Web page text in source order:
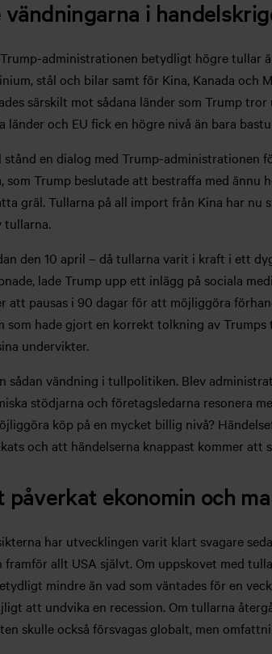
i
administrationen betydligt högre tullar
stål och bilar samt för Kina, Kanada och
särskilt mot sådana länder som Trump
länder och EU fick en högre nivå än bara
en dialog med Trump-
som Trump beslutade att bestraffa med
gräl. Tullarna på all import från Kina har nu
tullarna.
den 10 april – då tullarna varit i kraft i ett
lade Trump upp ett inlägg på sociala
att pausas i 90 dagar för att möjliggöra
som hade gjort en korrekt tolkning av
undervikter.
sådan vändning i tullpolitiken. Blev
stödjarna och företagsledarna resonera
köp på en mycket billig nivå?
och att händelserna knappast kommer att
ekonomin och
har utvecklingen varit klart svagare
framför allt USA självt. Om uppskovet med
mindre än vad som väntades för en
att undvika en recession. Om tullarna
skulle också försvagas globalt, men